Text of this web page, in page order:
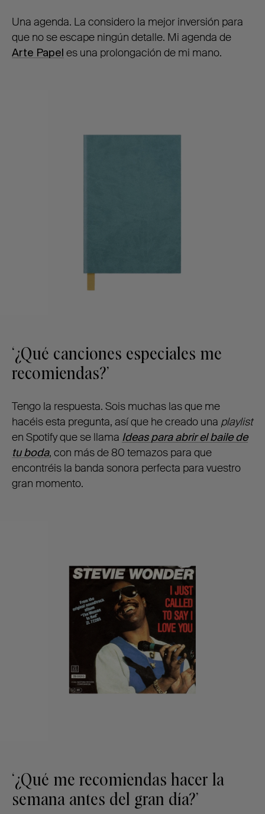
Una agenda. La considero la mejor inversión para
que no se escape ningún detalle. Mi agenda de
Arte Papel es una prolongación de mi mano.
‘¿Qué canciones especiales me
recomiendas?’
Tengo la respuesta. Sois muchas las que me
hacéis esta pregunta, así que he creado una playlist
en Spotify que se llama Ideas para abrir el baile de
tu boda, con más de 80 temazos para que
encontréis la banda sonora perfecta para vuestro
gran momento.
‘¿Qué me recomiendas hacer la
semana antes del gran día?’